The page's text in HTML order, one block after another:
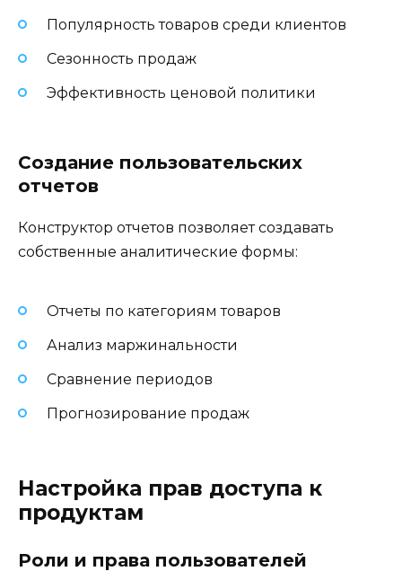
Популярность товаров среди клиентов
Сезонность продаж
Эффективность ценовой политики
Создание пользовательских
отчетов
Конструктор отчетов позволяет создавать
собственные аналитические формы:
Отчеты по категориям товаров
Анализ маржинальности
Сравнение периодов
Прогнозирование продаж
Настройка прав доступа к
продуктам
Роли и права пользователей